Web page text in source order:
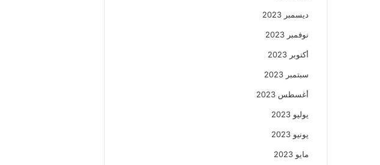
ديسمبر 2023
نوفمبر 2023
أكتوبر 2023
سبتمبر 2023
أغسطس 2023
يوليو 2023
يونيو 2023
مايو 2023